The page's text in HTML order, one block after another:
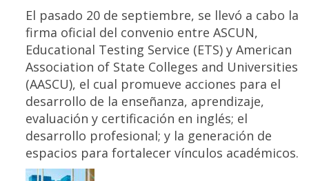
El pasado 20 de septiembre, se llevó a cabo la
firma oficial del convenio entre ASCUN,
Educational Testing Service (ETS) y American
Association of State Colleges and Universities
(AASCU), el cual promueve acciones para el
desarrollo de la enseñanza, aprendizaje,
evaluación y certificación en inglés; el
desarrollo profesional; y la generación de
espacios para fortalecer vínculos académicos.